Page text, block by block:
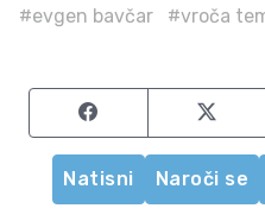
#evgen bavčar
#vroča
Share on
Natisni Naroči se